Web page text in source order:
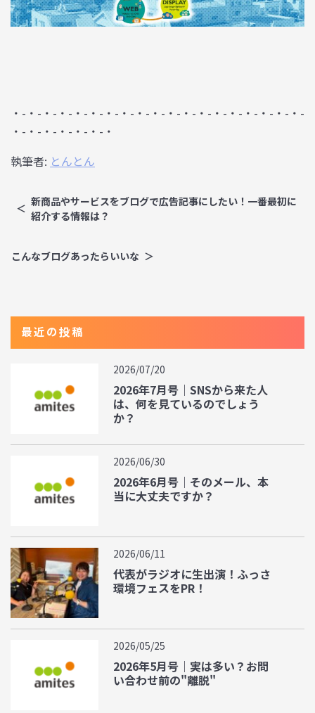
・-・-・-・-・-・-・-・-・-・-・-・-・-・-・-・-・-・-・-
・-・-・-・-・-・-・
執筆者: とんとん
新商品やサービスをブログで広告記事にしたい！一番最初に
紹介する情報は？
こんなブログあったらいいな
最近の投稿
2026/07/20
2026年7月号｜SNSから来た人
は、何を見ているのでしょう
か？
2026/06/30
2026年6月号｜そのメール、本
当に大丈夫ですか？
2026/06/11
代表がラジオに生出演！ふっさ
環境フェスをPR！
2026/05/25
2026年5月号｜実は多い？お問
い合わせ前の"離脱"